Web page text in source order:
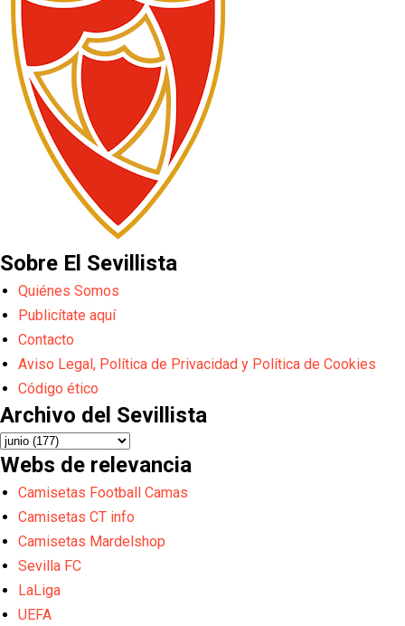
Sobre El Sevillista
Quiénes Somos
Publicítate aquí
Contacto
Aviso Legal, Política de Privacidad y Política de Cookies
Código ético
Archivo del Sevillista
Webs de relevancia
Camisetas Football Camas
Camisetas CT info
Camisetas Mardelshop
Sevilla FC
LaLiga
UEFA